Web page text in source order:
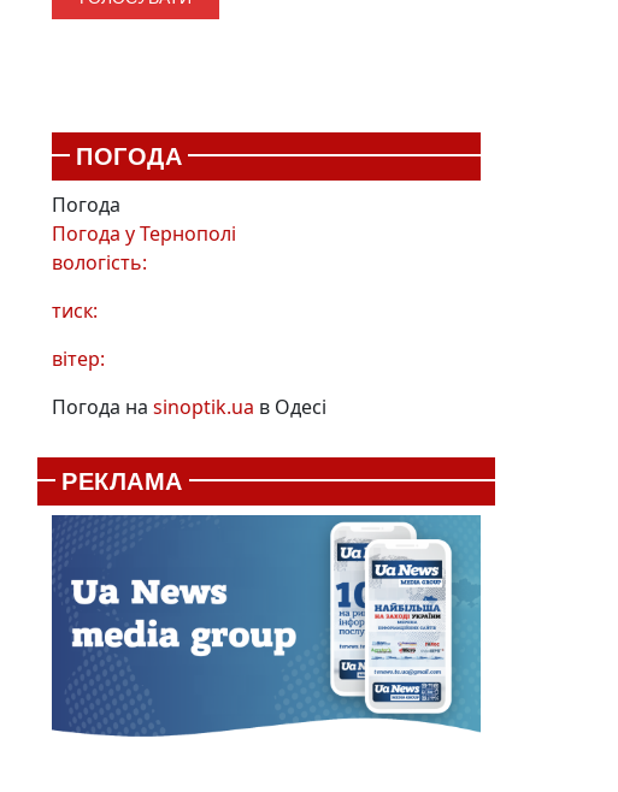
ПОГОДА
Погода
Погода уТернополі
вологість:
тиск:
вітер:
Погода на sinoptik.ua в Одесі
РЕКЛАМА